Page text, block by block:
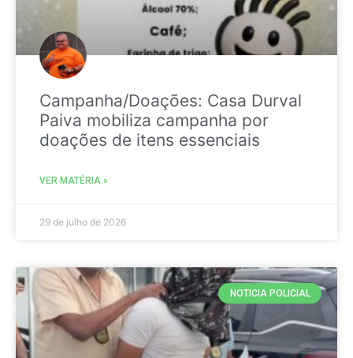
Campanha/Doações: Casa Durval
Paiva mobiliza campanha por
doações de itens essenciais
VER MATÉRIA »
29 de julho de 2026
NOTICIA POLICIAL